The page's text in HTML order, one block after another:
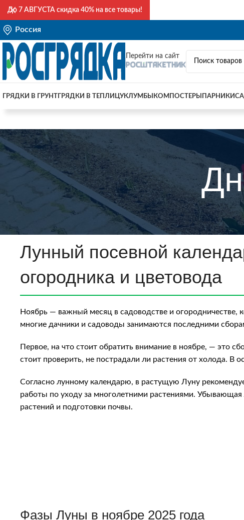
Россия
Перейти на сайт
ГРЯДКИ В ГРУНТ ГРЯДКИ В ТЕПЛИЦУКЛУМБЫ КОМПОСТЕРЫ ПАРНИКИ
Лунный посевной
огородника и цветовода
Ноябрь — важный месяц в садоводстве и огородничестве,
многие дачники и садоводы занимаются последними
Первое, на что стоит обратить внимание в ноябре, — это
стоит проверить, не пострадали ли растения от холода. В
Согласно лунному календарю, в растущую Луну
работы по уходу за многолетними растениями.
растений и подготовки почвы.
Фазы Луны в ноябре 2025 года
До 7 АВГУСТА скидка 40% на все товары!